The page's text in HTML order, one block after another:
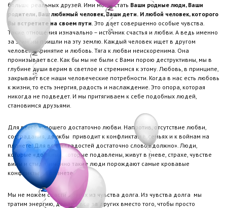
больше реальных друзей. Ими могут стать Ваши родные люди, Ваши
родители, Ваш любимый человек, Ваши дети. И любой человек, которого
Вы встретите на своем пути . Это дает совершенно особые чувства.
Такие отношения изначально – источник счастья и любви. А ведь именно
за этим мы пришли на эту землю. Каждый человек ищет в другом
человеке принятие и любовь. Тяга к любви неискоренима. Она
пронизывает все. Как бы мы не были с Вами порою деструктивны, мы в
глубине души верим в светлое и стремимся к этому. Любовь, в принципе,
закрывает все наши человеческие потребности. Когда в нас есть любовь
к жизни, то есть энергия, радость и наслаждение. Это опора, которая
никогда не подведет. И мы притягиваем к себе подобных людей,
становимся друзьями.
Для всего хорошего достаточно любви. Напротив, отсутствие любви,
сострадания, дружбы приводит к конфликтам в семьях и к войнам на
планете. Для всяких гадостей достаточно слово «должно». Люди,
которые «должны», которые подавлены, живут в гневе, страхе, чувстве
вины и стыда, именно такие люди порождают самые кровавые
конфликты на планете.
Мы не можем спасти других из чувства долга. Из чувства долга мы
тратим энергию, делаем все за других вместо того, чтобы просто